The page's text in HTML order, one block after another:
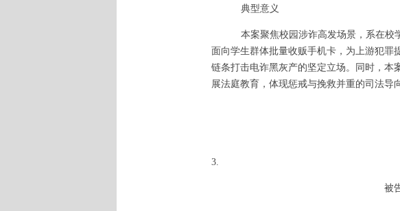
典型意义
本案聚焦校园涉诈高发场景，系在校
面向学生群体批量收贩手机卡，为上游犯罪
链条打击电诈黑灰产的坚定立场。同时，本
展法庭教育，体现惩戒与挽救并重的司法导
3.
被